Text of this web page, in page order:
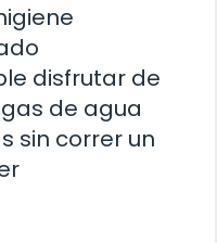
disfrutar de
de agua
sin correr un